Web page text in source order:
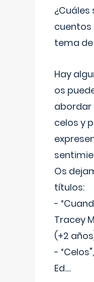
¿Cuáles
cuentos
tema de
Hay
os
abordar
celos y
Os
títulos:
-
Tracey
(+2
-
Ed....